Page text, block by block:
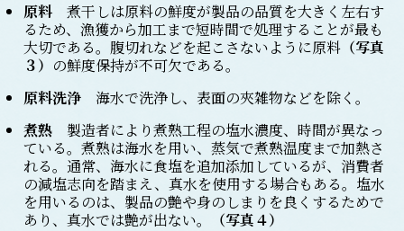
原料 煮干しは原料の鮮度が製品の品質を大きく左右す
るため、漁獲から加工まで短時間で処理することが最も
大切である。腹切れなどを起こさないように原料 （写真
３） の鮮度保持が不可欠である。
原料洗浄 海水で洗浄し、表面の夾雑物などを除く。
煮熟 製造者により煮熟工程の塩水濃度、時間が異なっ
ている。煮熟は海水を用い、蒸気で煮熟温度まで加熱さ
れる。通常、海水に食塩を追加添加しているが、消費者
の減塩志向を踏まえ、真水を使用する場合もある。塩水
を用いるのは、製品の艶や身のしまりを良くするためで
あり、真水では艶が出ない。
（写真４）